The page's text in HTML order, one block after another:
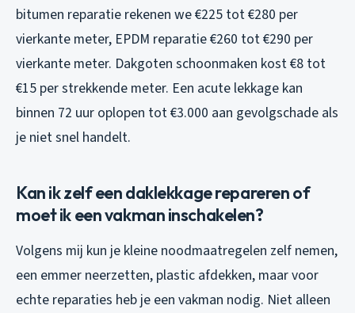
bitumen reparatie rekenen we €225 tot €280 per
vierkante meter, EPDM reparatie €260 tot €290 per
vierkante meter. Dakgoten schoonmaken kost €8 tot
€15 per strekkende meter. Een acute lekkage kan
binnen 72 uur oplopen tot €3.000 aan gevolgschade als
je niet snel handelt.
Kan ik zelf een daklekkage repareren of
moet ik een vakman inschakelen?
Volgens mij kun je kleine noodmaatregelen zelf nemen,
een emmer neerzetten, plastic afdekken, maar voor
echte reparaties heb je een vakman nodig. Niet alleen